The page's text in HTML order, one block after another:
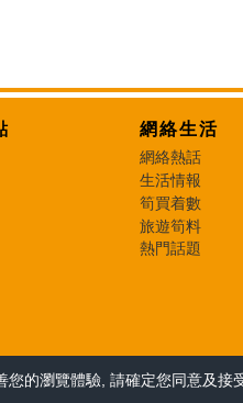
網絡生活
網絡熱話
生活情報
筍買着數
旅遊筍料
熱門話題
您的瀏覽體驗, 請確定您同意及接